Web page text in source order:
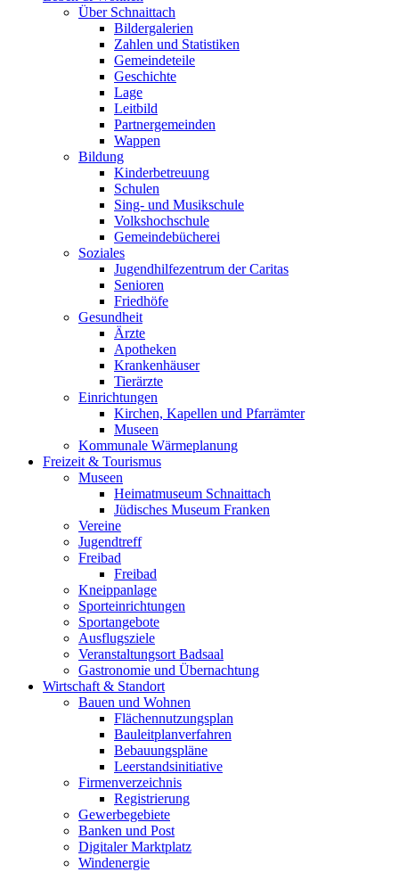
Über Schnaittach
Bildergalerien
Zahlen und Statistiken
Gemeindeteile
Geschichte
Lage
Leitbild
Partnergemeinden
Wappen
Bildung
Kinderbetreuung
Schulen
Sing- und Musikschule
Volkshochschule
Gemeindebücherei
Soziales
Jugendhilfezentrum der Caritas
Senioren
Friedhöfe
Gesundheit
Ärzte
Apotheken
Krankenhäuser
Tierärzte
Einrichtungen
Kirchen, Kapellen und Pfarrämter
Museen
Kommunale Wärmeplanung
Freizeit & Tourismus
Museen
Heimatmuseum Schnaittach
Jüdisches Museum Franken
Vereine
Jugendtreff
Freibad
Freibad
Kneippanlage
Sporteinrichtungen
Sportangebote
Ausflugsziele
Veranstaltungsort Badsaal
Gastronomie und Übernachtung
Wirtschaft & Standort
Bauen und Wohnen
Flächennutzungsplan
Bauleitplanverfahren
Bebauungspläne
Leerstandsinitiative
Firmenverzeichnis
Registrierung
Gewerbegebiete
Banken und Post
Digitaler Marktplatz
Windenergie